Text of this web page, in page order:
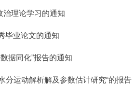
治理论学习的通知
毕业论文的通知
据同化”报告的通知
分运动解析解及参数估计研究“的报告